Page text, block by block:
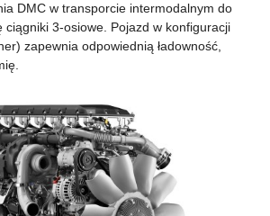
DMC w transporcie intermodalnym do
ciągniki 3-osiowe. Pojazd w konfiguracji
zapewnia odpowiednią ładowność,